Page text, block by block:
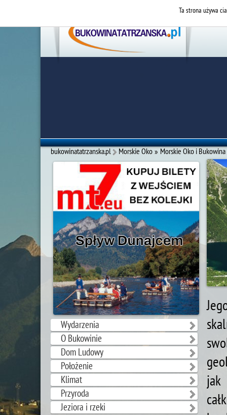
bukowinatatrzanska.pl Morskie Oko » Morskie Oko i Bukowina
Wydarzenia
O Bukowinie
Dom Ludowy
Położenie
Klimat
Przyroda
Jeziora i rzeki
jak
Ta strona używa